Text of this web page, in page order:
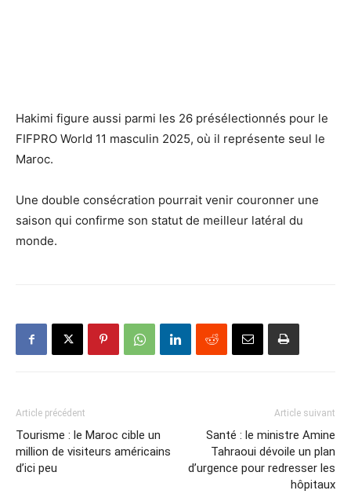
Hakimi figure aussi parmi les 26 présélectionnés pour le
FIFPRO World 11 masculin 2025, où il représente seul le
Maroc.
Une double consécration pourrait venir couronner une
saison qui confirme son statut de meilleur latéral du
monde.
Article précédent
Tourisme : le Maroc cible un
million de visiteurs américains
d’ici peu
Article suivant
Santé : le ministre Amine
Tahraoui dévoile un plan
d’urgence pour redresser les
hôpitaux